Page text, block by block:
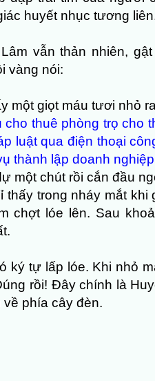
huyết nhục tương
vẫn thản nhiên,
vàng nói:
một giọt máu tươi nhỏ
cho thuê phòng trọ cho
luật qua điện thoại
thành lập doanh nghiệp
một chút rồi cắn đầu
thấy trong nháy mắt
chợt lóe lên. Sau
ký tự lấp lóe. Khi nhỏ
rồi! Đây chính là
phía cây đèn.